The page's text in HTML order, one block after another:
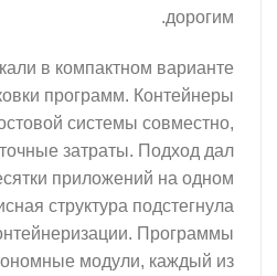
дорогим.
в компактном варианте
программ. Контейнеры
системы совместно,
затраты. Подход дал
приложений на одном
структура подстегнула
Программы
модули, каждый из